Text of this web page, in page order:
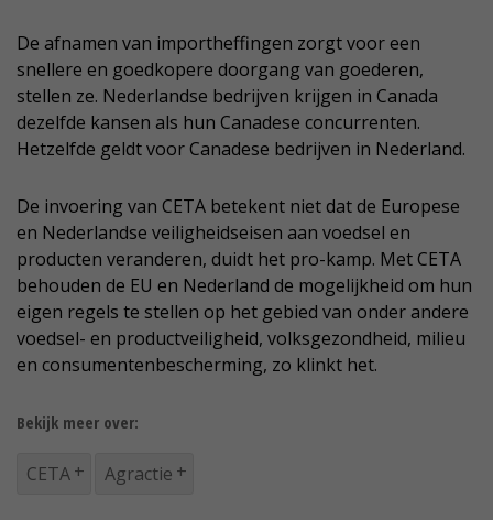
De afnamen van importheffingen zorgt voor een
snellere en goedkopere doorgang van goederen,
stellen ze. Nederlandse bedrijven krijgen in Canada
dezelfde kansen als hun Canadese concurrenten.
Hetzelfde geldt voor Canadese bedrijven in Nederland.
De invoering van CETA betekent niet dat de Europese
en Nederlandse veiligheidseisen aan voedsel en
producten veranderen, duidt het pro-kamp. Met CETA
behouden de EU en Nederland de mogelijkheid om hun
eigen regels te stellen op het gebied van onder andere
voedsel- en productveiligheid, volksgezondheid, milieu
en consumentenbescherming, zo klinkt het.
Bekijk meer over:
CETA Agractie